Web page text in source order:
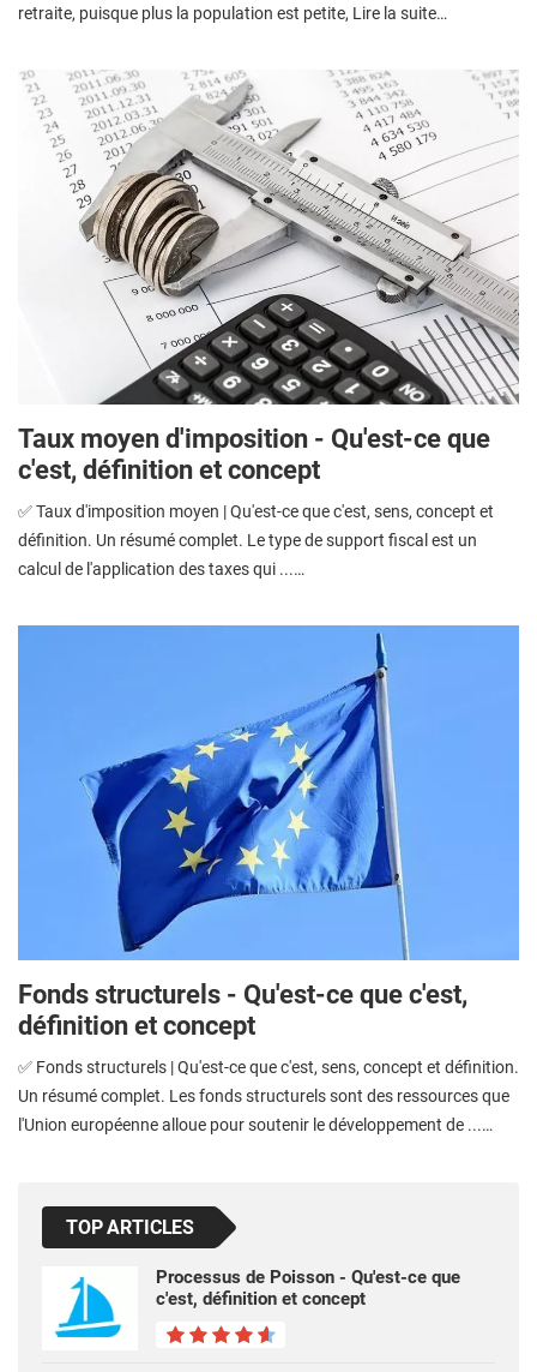
retraite, puisque plus la population est petite, Lire la suite…
Taux moyen d'imposition - Qu'est-ce que
c'est, définition et concept
✅ Taux d'imposition moyen | Qu'est-ce que c'est, sens, concept et
définition. Un résumé complet. Le type de support fiscal est un
calcul de l'application des taxes qui ...…
Fonds structurels - Qu'est-ce que c'est,
définition et concept
✅ Fonds structurels | Qu'est-ce que c'est, sens, concept et définition.
Un résumé complet. Les fonds structurels sont des ressources que
l'Union européenne alloue pour soutenir le développement de ...…
TOP ARTICLES
Processus de Poisson - Qu'est-ce que
c'est, définition et concept